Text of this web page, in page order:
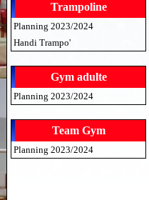
Trampoline
Planning 2023/2024
Handi Trampo'
Gym adulte
Planning 2023/2024
Team Gym
Planning 2023/2024